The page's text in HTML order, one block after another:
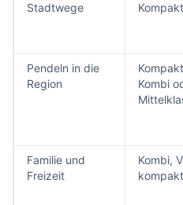
Stadtwege
Pendeln in die
Region
Kombi
Familie und
Freizeit
Kombi,